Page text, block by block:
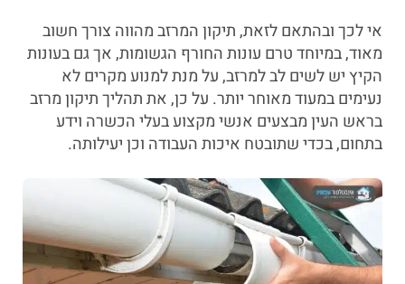
אי לכך ובהתאם לזאת, תיקון המרזב מהווה צורך חשוב
מאוד, במיוחד טרם עונות החורף הגשומות, אך גם בעונות
הקיץ יש לשים לב למרזב, על מנת למנוע מקרים לא
נעימים במעוד מאוחר יותר. על כן, את תהליך תיקון מרזב
בראש העין מבצעים אנשי מקצוע בעלי הכשרה וידע
בתחום, בכדי שתובטח איכות העבודה וכן יעילותה.